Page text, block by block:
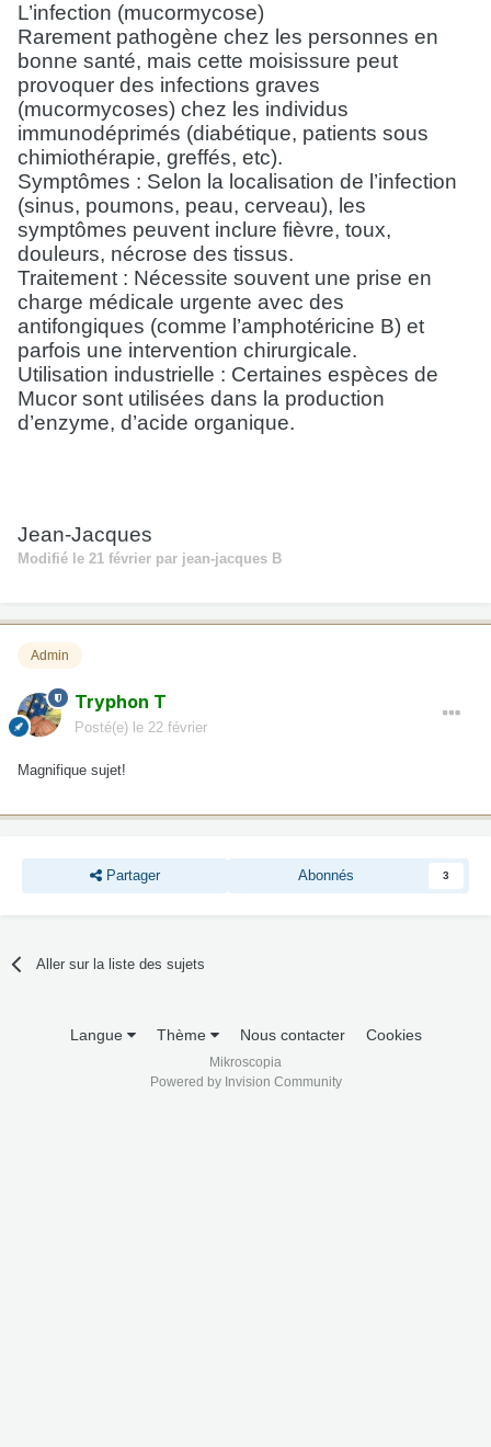
L’infection (mucormycose)
Rarement pathogène chez les personnes en
bonne santé, mais cette moisissure peut
provoquer des infections graves
(mucormycoses) chez les individus
immunodéprimés (diabétique, patients sous
chimiothérapie, greffés, etc).
Symptômes : Selon la localisation de l’infection
(sinus, poumons, peau, cerveau), les
symptômes peuvent inclure fièvre, toux,
douleurs, nécrose des tissus.
Traitement : Nécessite souvent une prise en
charge médicale urgente avec des
antifongiques (comme l’amphotéricine B) et
parfois une intervention chirurgicale.
Utilisation industrielle : Certaines espèces de
Mucor sont utilisées dans la production
d’enzyme, d’acide organique.
Jean-Jacques
Modifié le 21 février par jean-jacques B
Admin
Tryphon T
Posté(e) le 22 février
Magnifique sujet!
Partager Abonnés 3
Aller sur la liste des sujets
Langue Thème Nous contacter Cookies
Mikroscopia
Powered by Invision Community